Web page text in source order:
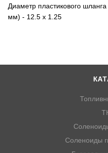
Диаметр пластикового
мм) - 12.5 х 1.25
Соленоиды